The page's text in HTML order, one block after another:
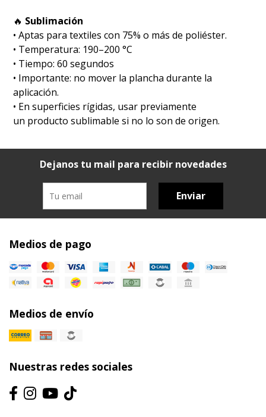
🔥 Sublimación
•⁠ ⁠Aptas para textiles con 75% o más de poliéster.
•⁠ ⁠Temperatura: 190–200 °C
•⁠ ⁠Tiempo: 60 segundos
•⁠ ⁠Importante: no mover la plancha durante la
aplicación.
•⁠ ⁠En superficies rígidas, usar previamente
un producto sublimable si no lo son de origen.
Dejanos tu mail para recibir novedades
Enviar
Medios de pago
Medios de envío
Nuestras redes sociales